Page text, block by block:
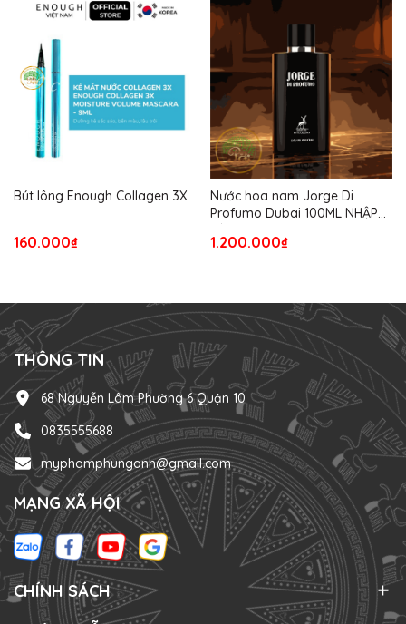
Bút lông Enough Collagen 3X
160.000₫
Nước hoa nam Jorge Di
Profumo Dubai 100ML NHẬP
1.200.000₫
THÔNG TIN
68 Nguyễn Lâm Phường 6 Quận 10
0835555688
myphamphunganh@gmail.com
MẠNG XÃ HỘI
CHÍNH SÁCH